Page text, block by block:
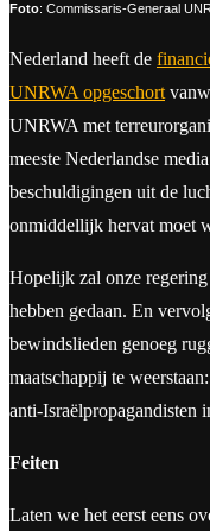
Foto: Commissaris-Generaal
Nederland heeft de
UNRWA opgeschort
UNRWA met
meeste Nederlandse
beschuldigingen uit de
onmiddellijk hervat moet
Hopelijk zal onze
hebben gedaan. En
bewindslieden genoeg
maatschappij te
anti-Israëlpropagandisten
Feiten
Laten we het eerst eens